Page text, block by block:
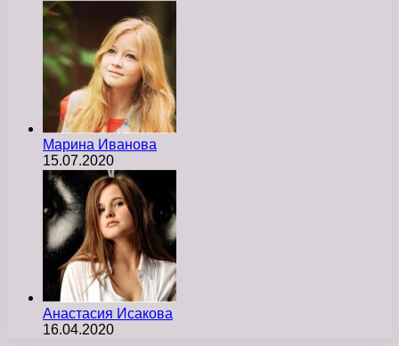
Марина Иванова
15.07.2020
Анастасия Исакова
16.04.2020